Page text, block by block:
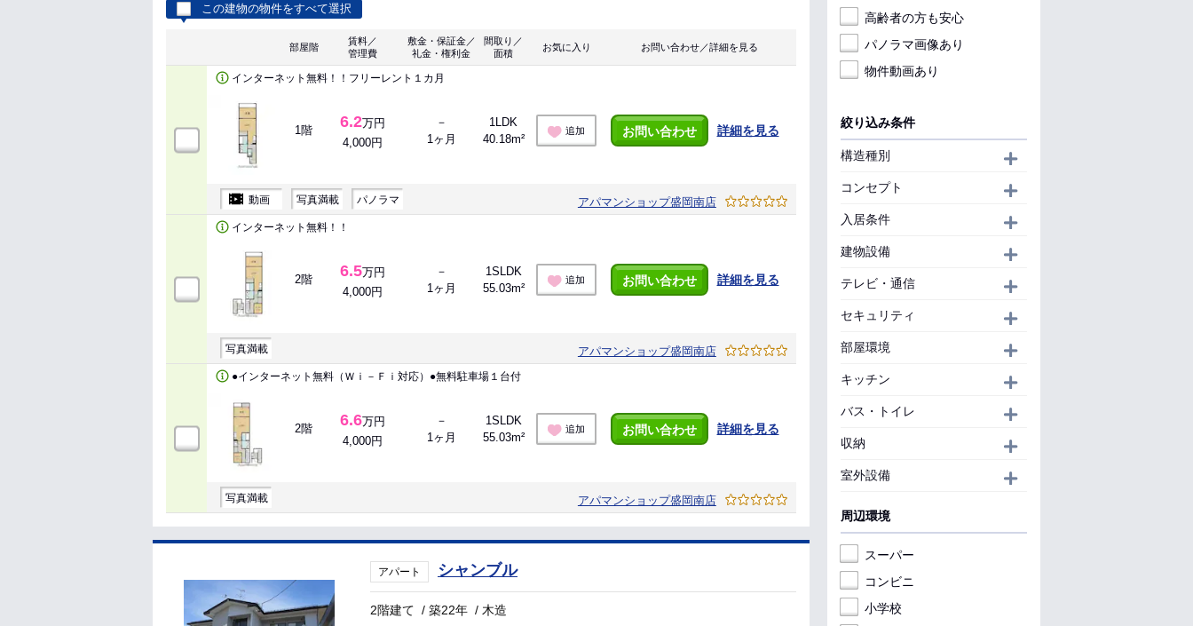
この建物の物件をすべて選択
部屋階
賃料／
管理費
敷金・保証金／
礼金・権利金
間取り／
面積
お気に入り お問い合わせ／詳細を見る
インターネット無料！！フリーレント１カ月
1階 6.2万円
4,000円
－
1ヶ月
1LDK
40.18m²
追加 お問い合わせ 詳細を見る
動画 写真満載 パノラマ アパマンショップ盛岡南店
インターネット無料！！
2階 6.5万円
4,000円
－
1ヶ月
1SLDK
55.03m²
追加 お問い合わせ 詳細を見る
写真満載 アパマンショップ盛岡南店
●インターネット無料（Ｗｉ－Ｆｉ対応）●無料駐車場１台付
2階 6.6万円
4,000円
－
1ヶ月
1SLDK
55.03m²
追加 お問い合わせ 詳細を見る
写真満載 アパマンショップ盛岡南店
アパート シャンブル
2階建て /築22年 / 木造
高齢者の方も安心
パノラマ画像あり
物件動画あり
絞り込み条件
構造種別
コンセプト
入居条件
建物設備
テレビ・通信
セキュリティ
部屋環境
キッチン
バス・トイレ
収納
室外設備
周辺環境
スーパー
コンビニ
小学校